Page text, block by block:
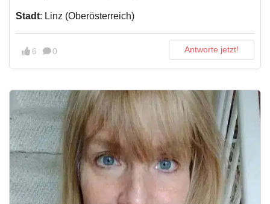
Stadt: Linz (Oberösterreich)
6 0 Antworte jetzt!